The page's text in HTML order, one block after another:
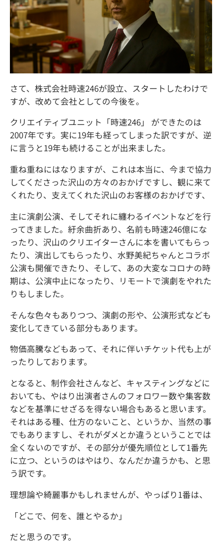
さて、株式会社時速246が設立、スタートしたわけで
すが、改めて会社としての今後を。
クリエイティブユニット「時速246」 ができたのは
2007年です。実に19年も経ってしまった訳ですが、逆
に言うと19年も続けることが出来ました。
重ね重ねにはなりますが、これは本当に、今まで協力
してくださった沢山の方々のおかげですし、観に来て
くれたり、支えてくれた沢山のお客様のおかげです、
主に演劇公演、そしてそれに纏わるイベントなどを行
ってきました。紆余曲折あり、名前も時速246億にな
ったり、沢山のクリエイターさんに本を書いてもらっ
たり、演出してもらったり、水野美紀ちゃんとコラボ
公演も開催できたり、そして、あの大変なコロナの時
期は、公演中止になったり、リモートで演劇をやれた
りもしました。
そんな色々もありつつ、演劇の形や、公演形式なども
変化してきている部分もあります。
物価高騰などもあって、それに伴いチケット代も上が
ったりしております。
となると、制作会社さんなど、キャスティングなどに
おいても、やはり出演者さんのフォロワー数や集客数
などを基準にせざるを得ない場合もあると思います。
それはある種、仕方のないこと、というか、当然の事
でもありますし、それがダメとか違うということでは
全くないのですが、その部分が優先順位として1番先
に立つ、というのはやはり、なんだか違うかも、と思
う訳です。
理想論や綺麗事かもしれませんが、やっぱり1番は、
「どこで、何を、誰とやるか」
だと思うのです。